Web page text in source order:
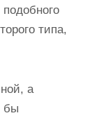
типа,
а
бы